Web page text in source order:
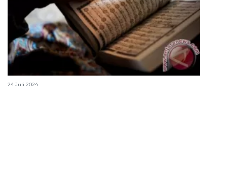
Surat Yasin lengkap: arab, latin, beserta artinya
24 Juli 2024